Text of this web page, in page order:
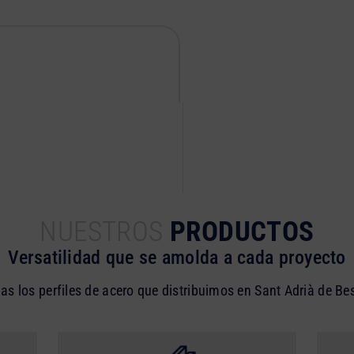
PRODUCTOS
Versatilidad que se amolda a cada proyecto
los perfiles de acero que distribuimos en Sant Adrià de